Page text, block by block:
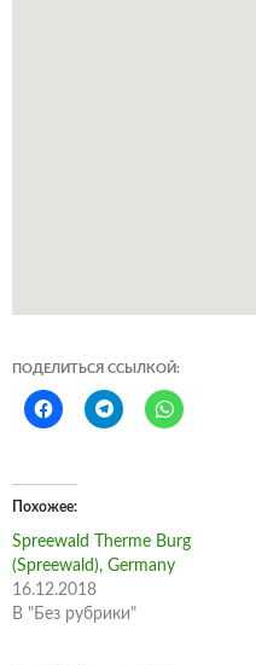
ПОДЕЛИТЬСЯ ССЫЛКОЙ:
Похожее
Spreewald Therme Burg
(Spreewald), Germany
16.12.2018
В "Без рубрики"